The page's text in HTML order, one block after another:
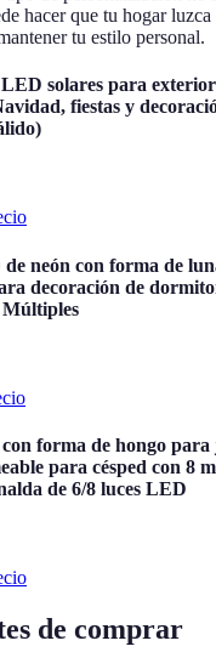
hacer que tu hogar
tu estilo personal.
solares para
fiestas y
neón con forma de
decoración de
forma de hongo
para césped con 8
de 6/8 luces LED
de comprar